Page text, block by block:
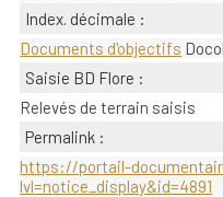
Index. décimale :
Documents d'objectifs
Saisie BD Flore :
Relevés de terrain saisis
Permalink :
https://portail-
lvl=notice_display&id=4891